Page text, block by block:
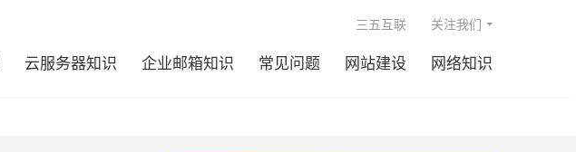
云服务器知识 企业邮箱知识 常见问题 网站建设 网络知识
三五互联 关注我们